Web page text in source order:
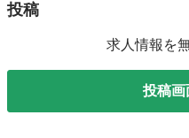
投稿
求人情報を
投稿画